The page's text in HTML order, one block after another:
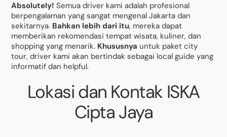
Absolutely! Semua driver kami adalah profesional
berpengalaman yang sangat mengenal Jakarta dan
sekitarnya. Bahkan lebih dari itu, mereka dapat
memberikan rekomendasi tempat wisata, kuliner, dan
shopping yang menarik. Khususnya untuk paket city
tour, driver kami akan bertindak sebagai local guide yang
informatif dan helpful.
Lokasi dan Kontak ISKA
Cipta Jaya